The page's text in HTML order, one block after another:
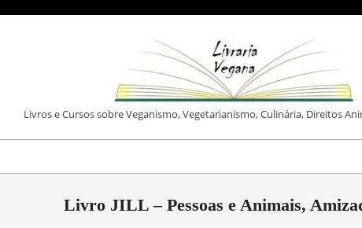
LIVRARIA
VEGANA
Livros e Cursos sobre Veganismo, Vegetarianismo, Culinária, Direitos
Livro JILL – Pessoas e Animais,